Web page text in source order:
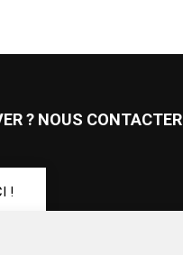
? NOUS CONTACTER
!